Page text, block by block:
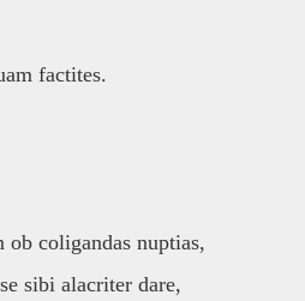
factites.
coligandas nuptias,
sibi alacriter dare,